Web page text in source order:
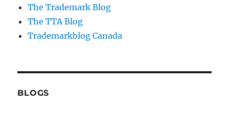
The Trademark Blog
The TTA Blog
Trademarkblog Canada
BLOGS